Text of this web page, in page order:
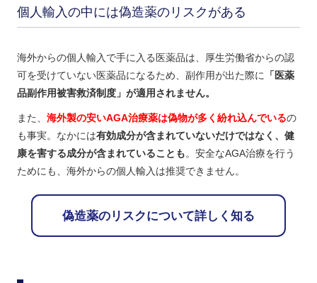
個人輸入の中には偽造薬のリスクがある
海外からの個人輸入で手に入る医薬品は、厚生労働省からの認
可を受けていない医薬品になるため、副作用が出た際に 「医薬
品副作用被害救済制度」が適用されません。
また、 海外製の安いAGA治療薬は偽物が多く紛れ込んでいるの
も事実。なかには有効成分が含まれていないだけではなく、健
康を害する成分が含まれていることも。安全なAGA治療を行う
ためにも、海外からの個人輸入は推奨できません。
偽造薬のリスクについて詳しく知る